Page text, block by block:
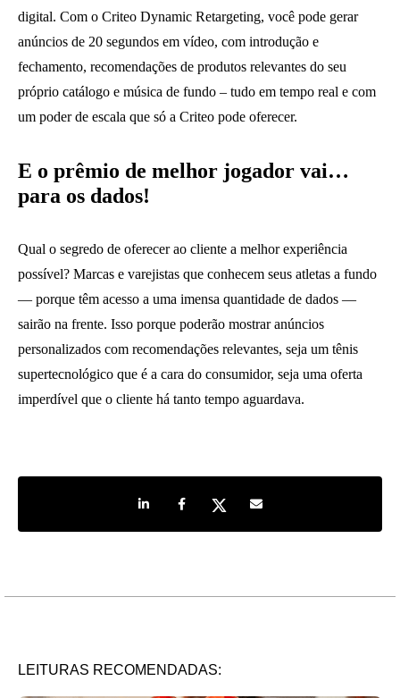
digital. Com o Criteo Dynamic Retargeting, você pode gerar
anúncios de 20 segundos em vídeo, com introdução e
fechamento, recomendações de produtos relevantes do seu
próprio catálogo e música de fundo – tudo em tempo real e com
um poder de escala que só a Criteo pode oferecer.
E o prêmio de melhor jogador vai…
para os dados!
Qual o segredo de oferecer ao cliente a melhor experiência
possível? Marcas e varejistas que conhecem seus atletas a fundo
— porque têm acesso a uma imensa quantidade de dados —
sairão na frente. Isso porque poderão mostrar anúncios
personalizados com recomendações relevantes, seja um tênis
supertecnológico que é a cara do consumidor, seja uma oferta
imperdível que o cliente há tanto tempo aguardava.
Share on LinkedIn
Share on Facebook
Share on TwitterShare by e-mail
LEITURAS RECOMENDADAS: